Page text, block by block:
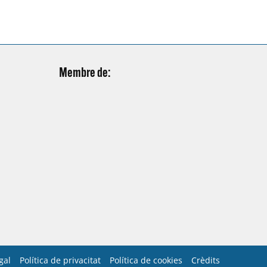
Membre de:
Política de privacitat Política de cookies Crèdits